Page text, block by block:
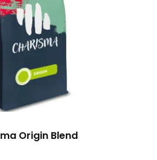
Origin Blend